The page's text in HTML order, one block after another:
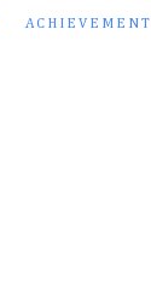
ACHIEVEMENT